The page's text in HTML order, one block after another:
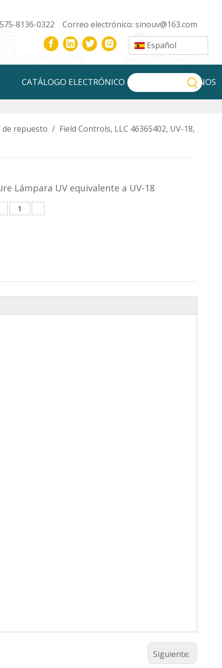
8136-0322 Correo electrónico: sinouv@163.com
Español
CATÁLOGO ELECTRÓNICO CONTÁCTENOS
de repuesto / Field Controls, LLC 46365402, UV-18,
Lámpara UV equivalente a UV-18
Siguiente: